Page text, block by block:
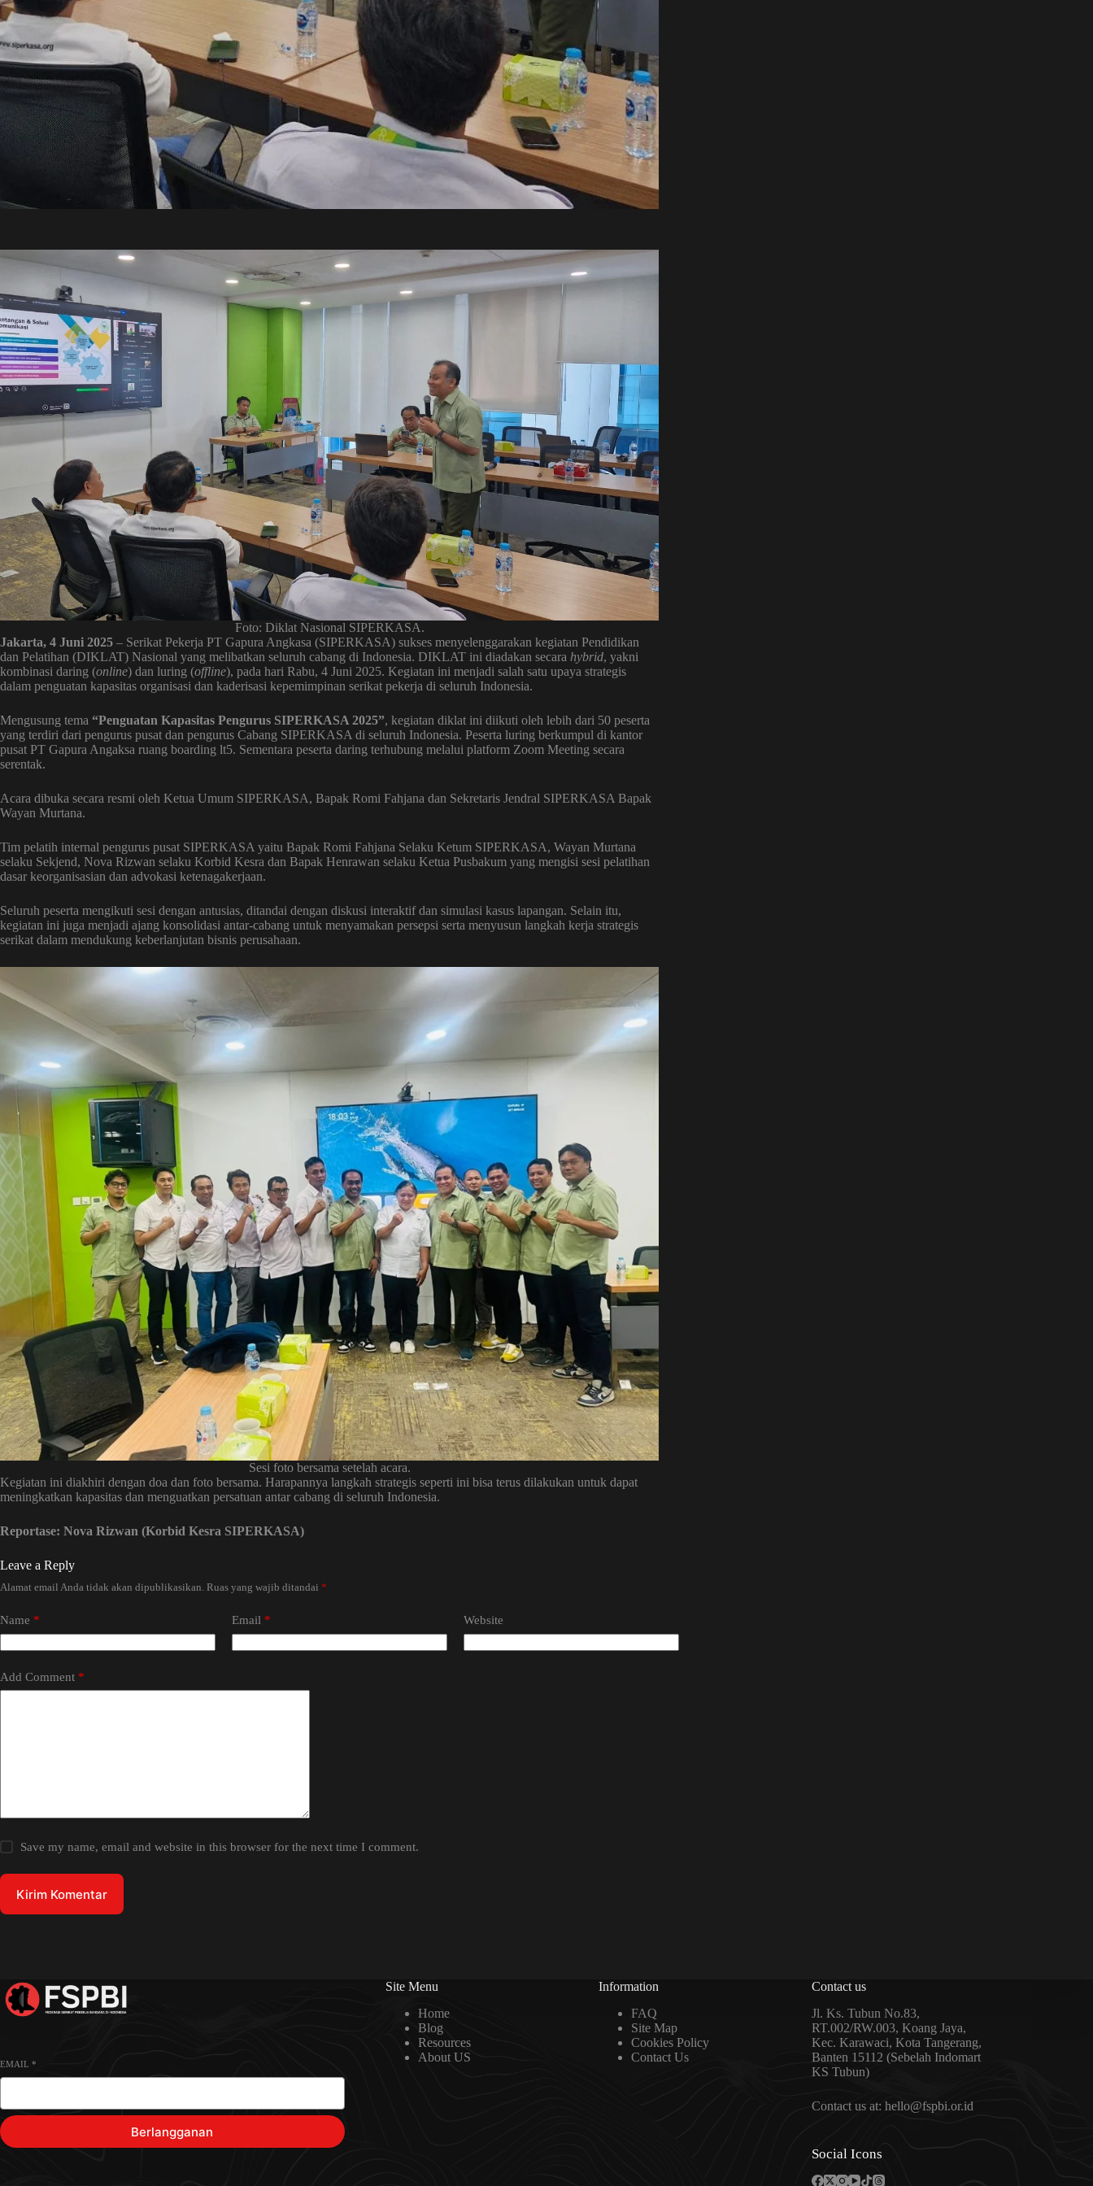
Foto: Diklat Nasional SIPERKASA.
Jakarta, 4 Juni 2025 – Serikat Pekerja PT Gapura Angkasa (SIPERKASA) sukses menyelenggarakan kegiatan Pendidikan
dan Pelatihan (DIKLAT) Nasional yang melibatkan seluruh cabang di Indonesia. DIKLAT ini diadakan secara hybrid, yakni
kombinasi daring (online) dan luring (offline), pada hari Rabu, 4 Juni 2025. Kegiatan ini menjadi salah satu upaya strategis
dalam penguatan kapasitas organisasi dan kaderisasi kepemimpinan serikat pekerja di seluruh Indonesia.
Mengusung tema “Penguatan Kapasitas Pengurus SIPERKASA 2025”, kegiatan diklat ini diikuti oleh lebih dari 50 peserta
yang terdiri dari pengurus pusat dan pengurus Cabang SIPERKASA di seluruh Indonesia. Peserta luring berkumpul di kantor
pusat PT Gapura Angaksa ruang boarding lt5. Sementara peserta daring terhubung melalui platform Zoom Meeting secara
serentak.
Acara dibuka secara resmi oleh Ketua Umum SIPERKASA, Bapak Romi Fahjana dan Sekretaris Jendral SIPERKASA Bapak
Wayan Murtana.
Tim pelatih internal pengurus pusat SIPERKASA yaitu Bapak Romi Fahjana Selaku Ketum SIPERKASA, Wayan Murtana
selaku Sekjend, Nova Rizwan selaku Korbid Kesra dan Bapak Henrawan selaku Ketua Pusbakum yang mengisi sesi pelatihan
dasar keorganisasian dan advokasi ketenagakerjaan.
Seluruh peserta mengikuti sesi dengan antusias, ditandai dengan diskusi interaktif dan simulasi kasus lapangan. Selain itu,
kegiatan ini juga menjadi ajang konsolidasi antar-cabang untuk menyamakan persepsi serta menyusun langkah kerja strategis
serikat dalam mendukung keberlanjutan bisnis perusahaan.
Sesi foto bersama setelah acara.
Kegiatan ini diakhiri dengan doa dan foto bersama. Harapannya langkah strategis seperti ini bisa terus dilakukan untuk dapat
meningkatkan kapasitas dan menguatkan persatuan antar cabang di seluruh Indonesia.
Reportase: Nova Rizwan (Korbid Kesra SIPERKASA)
Leave a Reply
Alamat email Anda tidak akan dipublikasikan. Ruas yang wajib ditandai *
Name * Email * Website
Add Comment *
Save my name, email and website in this browser for the next time I comment.
Kirim Komentar
EMAIL *
Berlangganan
Site Menu
Home
Blog
Resources
About US
Information
FAQ
Site Map
Cookies Policy
Contact Us
Contact us
Jl. Ks. Tubun No.83,
RT.002/RW.003, Koang Jaya,
Kec. Karawaci, Kota Tangerang,
Banten 15112 (Sebelah Indomart
KS Tubun)
Contact us at: hello@fspbi.or.id
Social Icons